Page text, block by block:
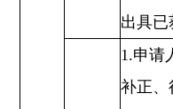
出具已
1.申请
补正、